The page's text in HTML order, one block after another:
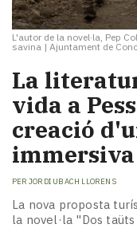
L'autor de la novel·la, Pep
savina | Ajuntament de
La
vida a
creació
immersiva
PER JORDI UBACH LLORENS
La nova proposta
la novel·la "Dos